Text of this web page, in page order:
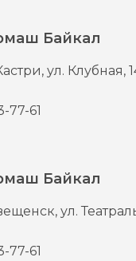
Байкал
ул. Клубная,
77-61
Байкал
ул.
77-61